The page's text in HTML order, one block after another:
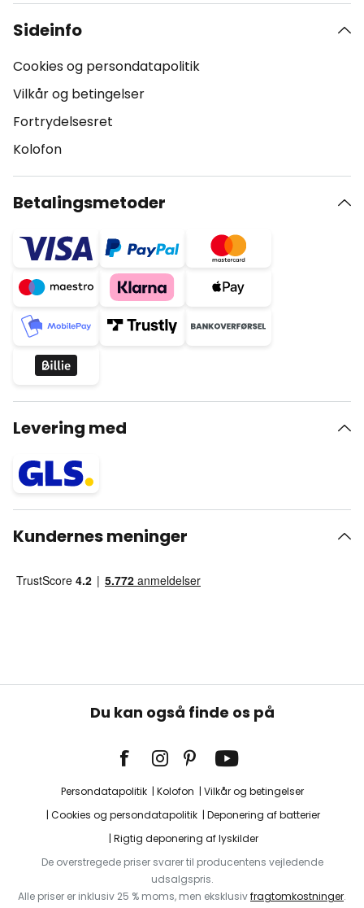
Sideinfo
Cookies og persondatapolitik
Vilkår og betingelser
Fortrydelsesret
Kolofon
Betalingsmetoder
Levering med
Kundernes meninger
Du kan også finde os på
Persondatapolitik Kolofon
Vilkår og betingelser
Cookies og persondatapolitik
Deponering af batterier
Rigtig deponering af lyskilder
De overstregede priser svarer til producentens vejledende
udsalgspris.
Alle priser er inklusiv 25 % moms, men eksklusivfragtomkostninger.